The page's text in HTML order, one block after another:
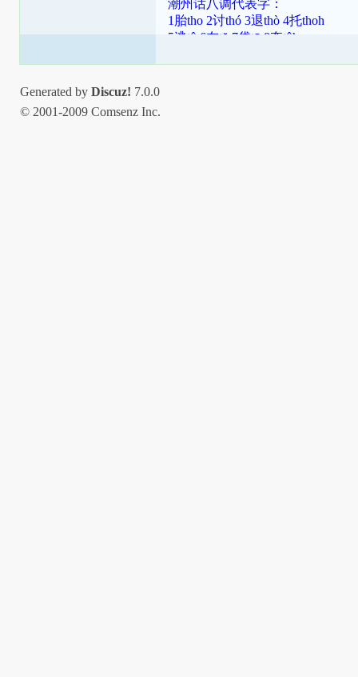
潮州话八调代表字：
1胎tho 2讨thó 3退thò 4托thoh
5逃tô 6在tŏ 7袋tō 8夺tôh
Generated by Discuz! 7.0.0
© 2001-2009 Comsenz Inc.